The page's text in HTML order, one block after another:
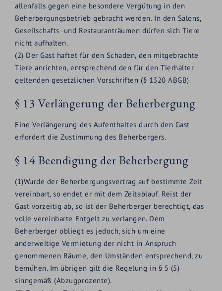
allenfalls gegen eine besondere Vergütung in den
Beherbergungsbetrieb gebracht werden. In den Salons,
Gesellschafts- und Restauranträumen dürfen sich Tiere
nicht aufhalten.
(2) Der Gast haftet für den Schaden, den mitgebrachte
Tiere anrichten, entsprechend den für den Tierhalter
geltenden gesetzlichen Vorschriften (§ 1320 ABGB).
§ 13 Verlängerung der Beherbergung
Eine Verlängerung des Aufenthaltes durch den Gast
erfordert die Zustimmung des Beherbergers.
§ 14 Beendigung der Beherbergung
(1)Wurde der Beherbergungsvertrag auf bestimmte Zeit
vereinbart, so endet er mit dem Zeitablauf. Reist der
Gast vorzeitig ab, so ist der Beherberger berechtigt, das
volle vereinbarte Entgelt zu verlangen. Dem
Beherberger obliegt es jedoch, sich um eine
anderweitige Vermietung der nicht in Anspruch
genommenen Räume, den Umständen entsprechend, zu
bemühen. Im übrigen gilt die Regelung in § 5 (5)
sinngemäß (Abzugprozente).